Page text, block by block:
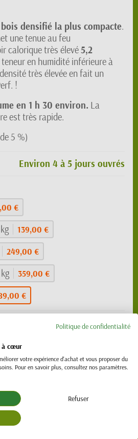
bois densifié la plus compacte.
une tenue au feu
calorique très élevé5,2
en humidité inférieure à
très élevée en fait un
!
en 1 h 30 environ. La
est très rapide.
5 %)
Environ 4 à 5 jours ouvrés
€
139,00 €
249,00 €
359,00 €
€
Rupture de stock
Politique de confidentialité
à cœur
votre expérience d'achat et vous proposer du
Pour en savoir plus, consultez nos paramètres.
Refuser